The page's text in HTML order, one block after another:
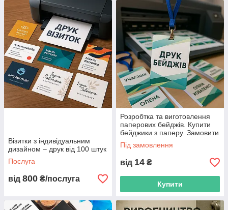
Візитки з індивідуальним
дизайном – друк від 100 штук
Послуга
від 800 ₴/послуга
Розробтка та виготовлення
паперових бейджів. Купити
бейджики з паперу. Замовити
бейджик (тільки оптом від 50
штук)
Під замовлення
від 14 ₴
Купити